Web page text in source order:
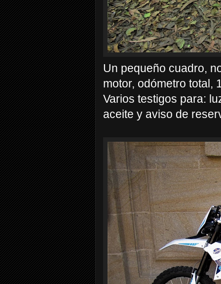
Un pequeño cuadro,
motor, odómetro total,
Varios testigos para:
aceite y aviso de